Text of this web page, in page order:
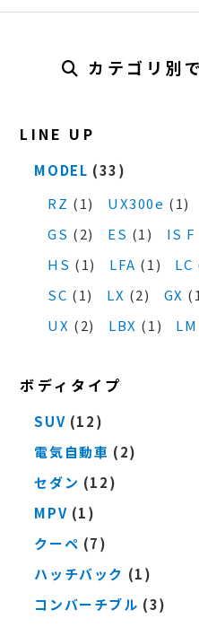
カテゴリ別
LINE UP
MODEL (33)
RZ (1) UX300e (1)
GS (2) ES (1) IS F
HS (1) LFA (1) LC
SC (1) LX (2) GX
UX (2) LBX (1) LM
ボディタイプ
SUV (12)
電気自動車 (2)
セダン (12)
MPV (1)
クーペ (7)
ハッチバック (1)
コンバーチブル (3)